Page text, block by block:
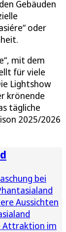
Gebäuden
oder
mit dem
für viele
Lightshow
krönende
tägliche
2025/2026
bei
Aussichten
Attraktion im